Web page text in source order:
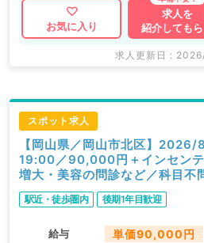
お気に入り
求人を
紹介してもら
求人更新日 :
スポット求人
【岡山県／岡山市北区】
19:00／90,000円＋インセン
増大・美容の問診など／科目不
駅近・徒歩圏内 後期1年目歓迎
給与 単価90,000円